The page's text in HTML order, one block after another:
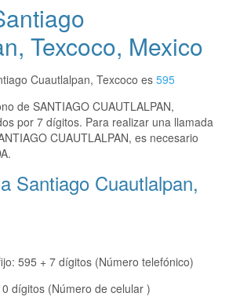
Texcoco, Mexico
Cuautlalpan, Texcoco es 595
de SANTIAGO CUAUTLALPAN,
por 7 dígitos. Para realizar una llamada
CUAUTLALPAN, es necesario
Santiago Cuautlalpan,
595 + 7 dígitos (Número telefónico)
dígitos (Número de celular )